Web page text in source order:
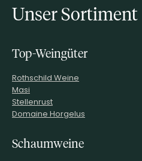
Unser Sortiment
Top-Weingüter
Rothschild Weine
Masi
Stellenrust
Domaine Horgelus
Schaumweine